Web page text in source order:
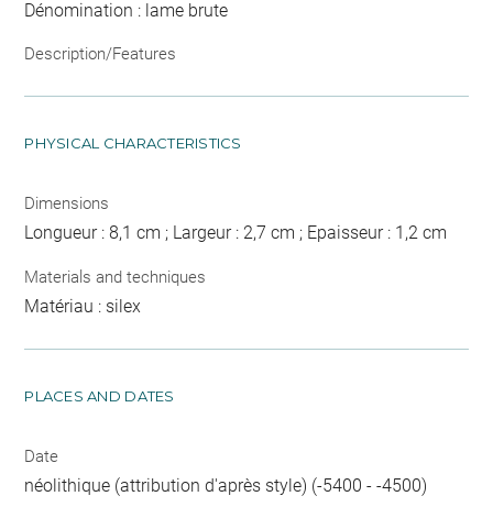
Dénomination : lame brute
Description/Features
PHYSICAL CHARACTERISTICS
Dimensions
Longueur : 8,1 cm ; Largeur : 2,7 cm ; Epaisseur : 1,2 cm
Materials and techniques
Matériau : silex
PLACES AND DATES
Date
néolithique (attribution d'après style) (-5400 - -4500)